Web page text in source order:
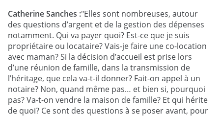
Catherine Sanches :"Elles sont nombreuses, autour
des questions d’argent et de la gestion des dépenses
notamment. Qui va payer quoi? Est-ce que je suis
propriétaire ou locataire? Vais-je faire une co-location
avec maman? Si la décision d’accueil est prise lors
d’une réunion de famille, dans la transmission de
l’héritage, que cela va-t-il donner? Fait-on appel à un
notaire? Non, quand même pas… et bien si, pourquoi
pas? Va-t-on vendre la maison de famille? Et qui hérite
de quoi? Ce sont des questions à se poser avant, pour